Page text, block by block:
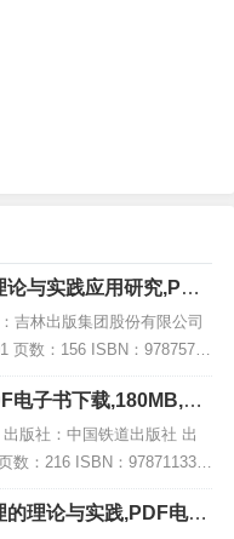
与实践应用研究,PDF
吉林出版集团股份有限公司
页数：156 ISBN：97875731
[高清扫描版PDF格式]
电子书下载,180MB,网
版社：中国铁道出版社 出
数：216 ISBN：978711331
[高清扫描版PDF格式] 内
的理论与实践,PDF电子